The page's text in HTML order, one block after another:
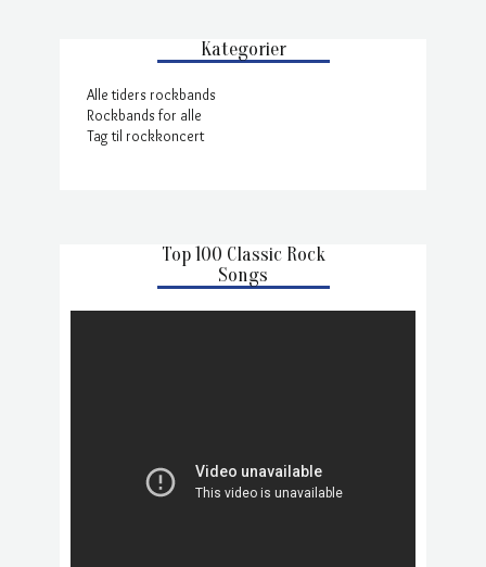
Kategorier
Alle tiders rockbands
Rockbands for alle
Tag til rockkoncert
Top 100 Classic Rock
Songs